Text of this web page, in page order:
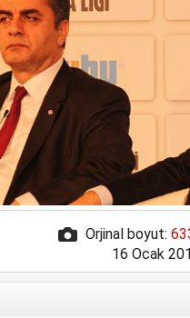
Orjinal boyut:
16 Ocak